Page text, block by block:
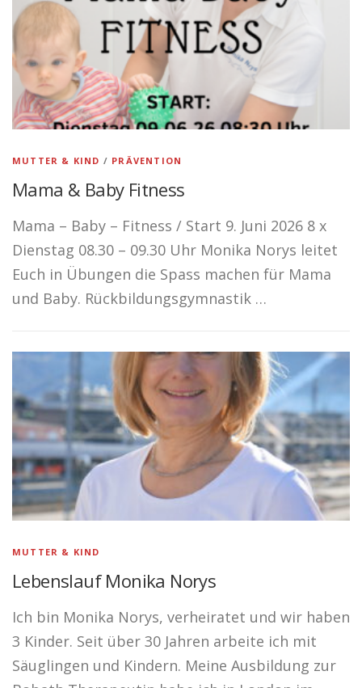
MUTTER & KIND / PRÄVENTION
Mama & Baby Fitness
Mama – Baby – Fitness / Start 9. Juni 2026 8 x
Dienstag 08.30 – 09.30 Uhr Monika Norys leitet
Euch in Übungen die Spass machen für Mama
und Baby. Rückbildungsgymnastik …
MUTTER & KIND
Lebenslauf Monika Norys
Ich bin Monika Norys, verheiratet und wir haben
3 Kinder. Seit über 30 Jahren arbeite ich mit
Säuglingen und Kindern. Meine Ausbildung zur